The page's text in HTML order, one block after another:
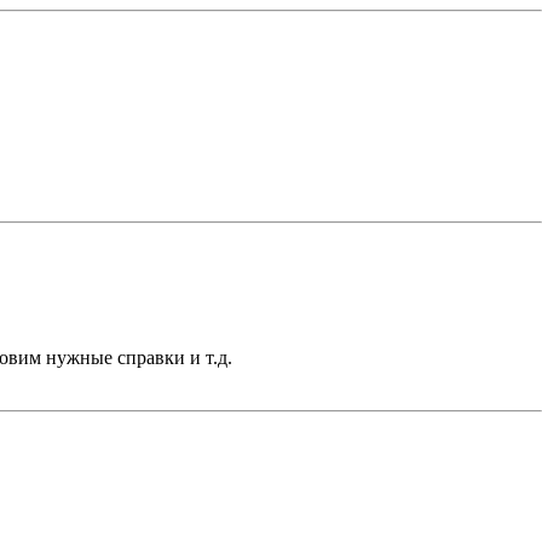
нужные справки и т.д.